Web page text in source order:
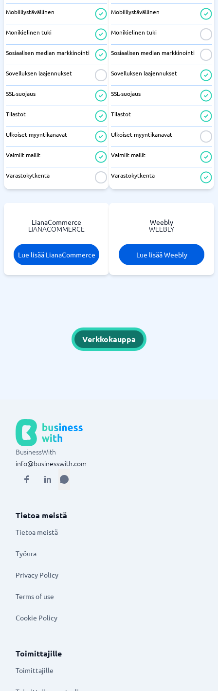
Mobiiliystävällinen
Monikielinen tuki
Sosiaalisen median markkinointi
Sovelluksen laajennukset
SSL-suojaus
Tilastot
Ulkoiset myyntikanavat
Valmiit mallit
Varastokytkentä
Mobiiliystävällinen
Monikielinen tuki
Sosiaalisen median markkinointi
Sovelluksen laajennukset
SSL-suojaus
Tilastot
Ulkoiset myyntikanavat
Valmiit mallit
Varastokytkentä
LianaCommerce
LIANACOMMERCE
Lue lisää LianaCommerce
Weebly
WEEBLY
Lue lisää Weebly
Verkkokauppa
BusinessWith
info@businesswith.com
Tietoa meistä
Tietoa meistä
Työura
Privacy Policy
Terms of use
Cookie Policy
Toimittajille
Toimittajille